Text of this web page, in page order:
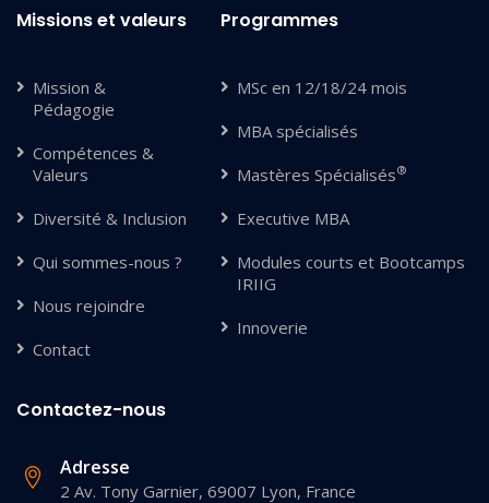
Missions et valeurs
Mission &
Pédagogie
Compétences &
Valeurs
Diversité & Inclusion
Qui sommes-nous ?
Nous rejoindre
Contact
Programmes
MSc en 12/18/24 mois
MBA spécialisés
Mastères Spécialisés®
Executive MBA
Modules courts et Bootcamps
IRIIG
Innoverie
Contactez-nous
Adresse
2 Av. Tony Garnier, 69007 Lyon, France